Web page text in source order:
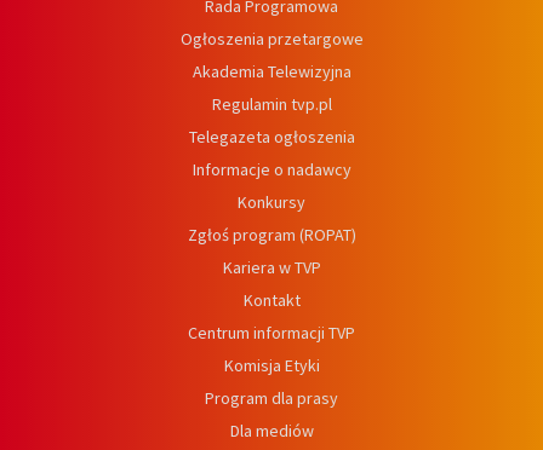
Rada Programowa
Ogłoszenia przetargowe
Akademia Telewizyjna
Regulamin tvp.pl
Telegazeta ogłoszenia
Informacje o nadawcy
Konkursy
Zgłoś program (ROPAT)
Kariera w TVP
Kontakt
Centrum informacji TVP
Komisja Etyki
Program dla prasy
Dla mediów